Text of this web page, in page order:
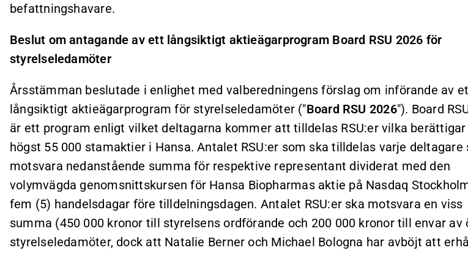
befattningshavare.
Beslut om antagande av ett långsiktigt aktieägarprogram Board RSU 2026 för
styrelseledamöter
Årsstämman beslutade i enlighet med valberedningens förslag om införande av
långsiktigt aktieägarprogram för styrelseledamöter ("Board RSU 2026"). Board
är ett program enligt vilket deltagarna kommer att tilldelas RSU:er vilka
högst 55 000 stamaktier i Hansa. Antalet RSU:er som ska tilldelas varje deltagare
motsvara nedanstående summa för respektive representant dividerat med den
volymvägda genomsnittskursen för Hansa Biopharmas aktie på Nasdaq
fem (5) handelsdagar före tilldelningsdagen. Antalet RSU:er ska motsvara en viss
summa (450 000 kronor till styrelsens ordförande och 200 000 kronor till envar av
styrelseledamöter, dock att Natalie Berner och Michael Bologna har avböjt att